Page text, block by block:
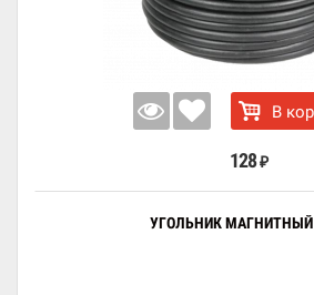
В
128 ₽
УГОЛЬНИК МАГНИТНЫЙ